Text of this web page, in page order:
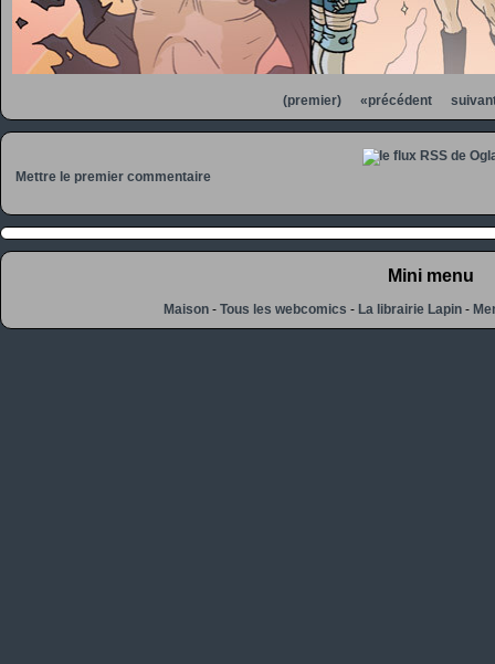
(premier) «précédent
Mettre le premier commentaire
Mini menu
Maison -Tous les webcomics -La librairie Lapin -